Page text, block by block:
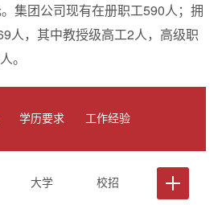
集团公司现有在册职工590人；拥
人，其中教授级高工2人，高级职
。
学历要求 工作经验
大学 校招